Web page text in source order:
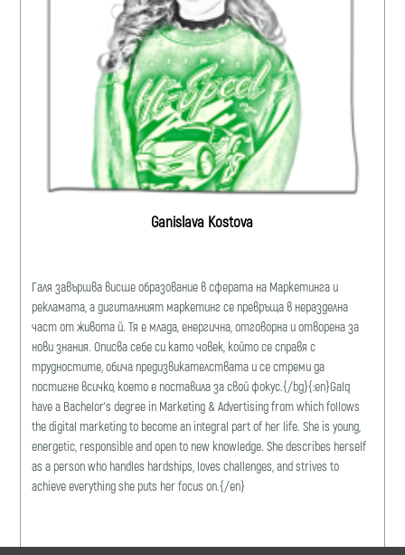
Ganislava Kostova
Галя завършва висше образование в сферата на Маркетинга и
рекламата, a дигиталният маркетинг се превръща в неразделна
част от живота й. Тя е млада, енергична, отговорна и отворена за
нови знания. Описва себе си като човек, който се справя с
трудностите, обича предизвикателствата и се стреми да
постигне всичко, което е поставила за свой фокус.{/bg}{:en}Galq
have a Bachelor's degree in Marketing & Advertising from which follows
the digital marketing to become an integral part of her life. She is young,
energetic, responsible and open to new knowledge. She describes herself
as a person who handles hardships, loves challenges, and strives to
achieve everything she puts her focus on.{/en}